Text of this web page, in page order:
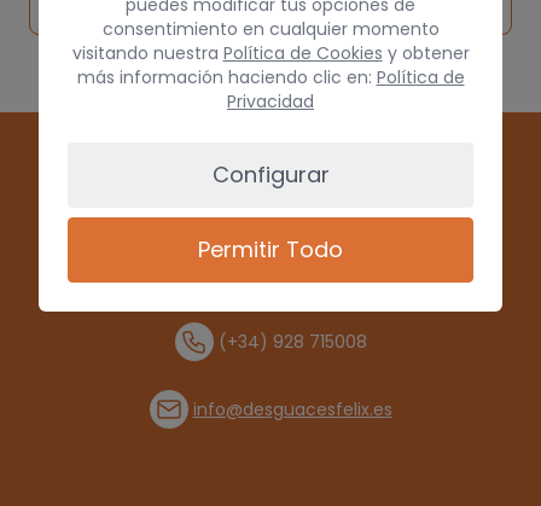
(+34) 928 715008
info@desguacesfelix.es
consentimiento en cualquier momento
visitando nuestra Política de Cookies y obtener
más información haciendo clic en: Política de
Privacidad
Configurar
Permitir Todo